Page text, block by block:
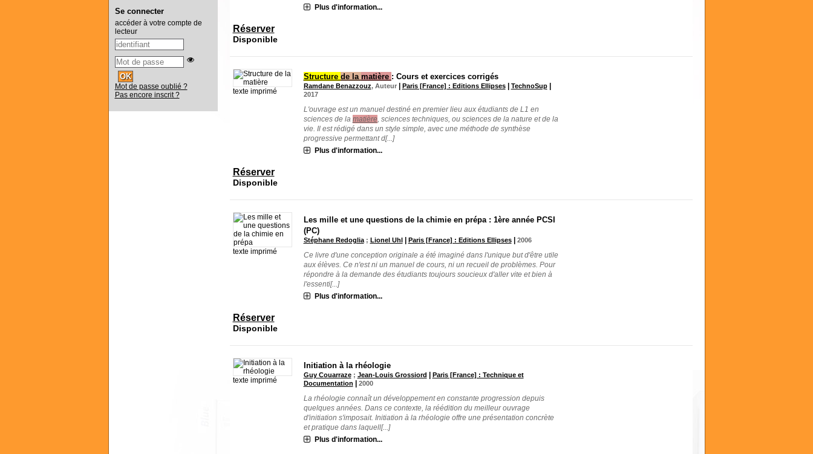
Plus d'information...
Réserver
Disponible
texte imprimé
Structure de la matière : Cours et exercices corrigés
Ramdane Benazzouz, Auteur Paris [France] : Editions Ellipses| TechnoSup|
2017
L'ouvrage est un manuel destiné en premier lieu aux étudiants de L1 en
sciences de la matière, sciences techniques, ou sciences de la nature et de la
vie. Il est rédigé dans un style simple, avec une méthode de synthèse
progressive permettant d[...]
Plus d'information...
Réserver
Disponible
texte imprimé
Les mille et une questions de la chimie en prépa : 1ère année PCSI
(PC)
Stéphane Redoglia; Lionel Uhl Paris [France] : Editions Ellipses| 2006
Ce livre d'une conception originale a été imaginé dans l'unique but d'être utile
aux élèves. Ce n'est ni un manuel de cours, ni un recueil de problèmes. Pour
répondre à la demande des étudiants toujours soucieux d'aller vite et bien à
l'essenti[...]
Plus d'information...
Réserver
Disponible
texte imprimé
Initiation à la rhéologie
Guy Couarraze; Jean-Louis Grossiord
Paris [France] : Technique et
Documentation
2000
La rhéologie connaît un développement en constante progression depuis
quelques années. Dans ce contexte, la réédition du meilleur ouvrage
d'initiation s'imposait. Initiation à la rhéologie offre une présentation concrète
et pratique dans laquell[...]
Plus d'information...
Se connecter
accéder à votre compte de
lecteur
Mot de passe oublié ?
Pas encore inscrit ?